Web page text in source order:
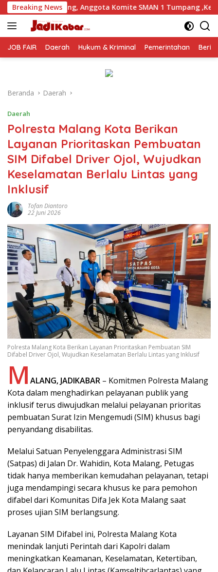
Langsung
ke
konten
Breaking News
Komite SMAN 1 Tumpang ,Ketua DPD IWOI Buka suara
JOB FAIR Daerah Hukum & Kriminal Pemerintahan
Beranda Daerah
Daerah
Polresta Malang Kota Berikan
Layanan Prioritaskan Pembuatan
SIM Difabel Driver Ojol, Wujudkan
Keselamatan Berlalu Lintas yang
Inklusif
Tofan Diantoro
22 Juni 2026
Polresta Malang Kota Berikan Layanan Prioritaskan Pembuatan SIM
Difabel Driver Ojol, Wujudkan Keselamatan Berlalu Lintas yang Inklusif
M ALANG, JADIKABAR – Komitmen Polresta Malang
Kota dalam menghadirkan pelayanan publik yang
inklusif terus diwujudkan melalui pelayanan prioritas
pembuatan Surat Izin Mengemudi (SIM) khusus bagi
penyandang disabilitas.
Melalui Satuan Penyelenggara Administrasi SIM
(Satpas) di Jalan Dr. Wahidin, Kota Malang, Petugas
tidak hanya memberikan kemudahan pelayanan, tetapi
juga mendampingi secara khusus ke para pemohon
difabel dari Komunitas Difa Jek Kota Malang saat
proses ujian SIM berlangsung.
Layanan SIM Difabel ini, Polresta Malang Kota
menindak lanjuti Perintah dari Kapolri dalam
meningkatkan Keamanan, Keselamatan, Ketertiban,